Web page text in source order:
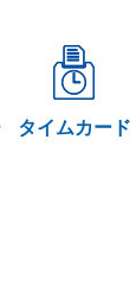
タイムカード